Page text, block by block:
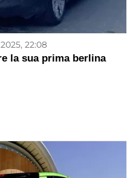
22:08
la sua prima berlina